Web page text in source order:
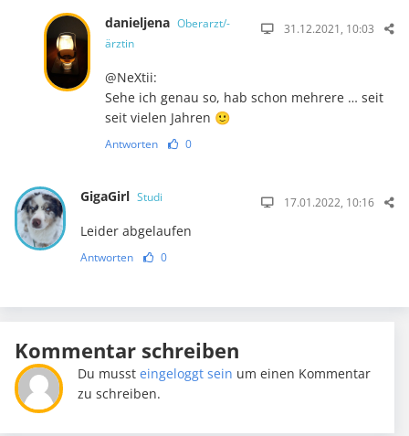
danieljena Oberarzt/-
ärztin
31.12.2021, 10:03
@NeXtii:
Sehe ich genau so, hab schon mehrere … seit
seit vielen Jahren 🙂
Antworten 0
GigaGirl Studi 17.01.2022, 10:16
Leider abgelaufen
Antworten 0
Kommentar schreiben
Du mussteingeloggt sein um einen Kommentar
zu schreiben.